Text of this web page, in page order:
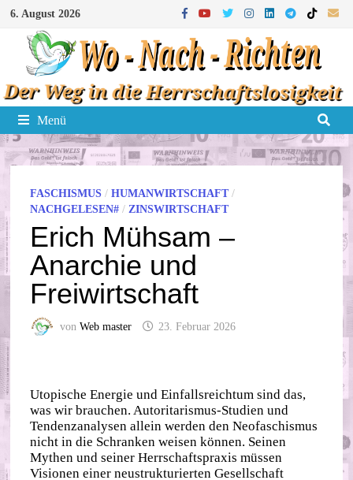
Zum
Inhalt
springen
6. August 2026
Menü
FASCHISMUS /HUMANWIRTSCHAFT/
NACHGELESEN# /ZINSWIRTSCHAFT
Erich Mühsam –
Anarchie und
Freiwirtschaft
vonWeb master 23. Februar 2026
Utopische Energie und Einfallsreichtum sind das,
was wir brauchen. Autoritarismus-Studien und
Tendenzanalysen allein werden den Neofaschismus
nicht in die Schranken weisen können. Seinen
Mythen und seiner Herrschaftspraxis müssen
Visionen einer neustrukturierten Gesellschaft